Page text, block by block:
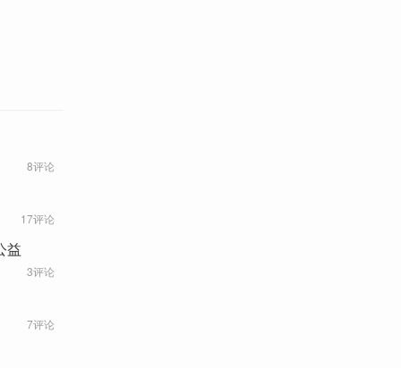
8评论
17评论
益
3评论
7评论